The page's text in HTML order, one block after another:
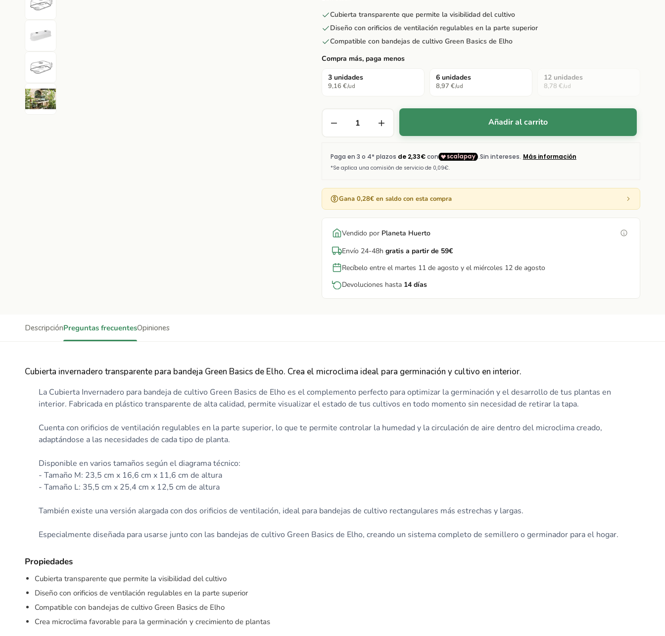
Cubierta transparente que permite la visibilidad del cultivo
Diseño con orificios de ventilación regulables en la parte superior
Compatible con bandejas de cultivo Green Basics de Elho
Compra más, paga menos
3 unidades
9,16 €/ud
6 unidades
8,97 €/ud
12 unidades
8,78 €/ud
Añadir al carrito
Gana 0,28€ en saldo con esta compra
Vendido por Planeta Huerto
Envío 24-48h gratis a partir de 59€
Recíbelo entre el martes 11 de agosto y el miércoles 12 de agosto
Devoluciones hasta 14 días
DescripciónPreguntas frecuentesOpiniones
Cubierta invernadero transparente para bandeja Green Basics de Elho. Crea el microclima ideal para germinación y cultivo en interior.
La Cubierta Invernadero para bandeja de cultivo Green Basics de Elho es el complemento perfecto para optimizar la germinación y el desarrollo de tus plantas en
interior. Fabricada en plástico transparente de alta calidad, permite visualizar el estado de tus cultivos en todo momento sin necesidad de retirar la tapa.
Cuenta con orificios de ventilación regulables en la parte superior, lo que te permite controlar la humedad y la circulación de aire dentro del microclima creado,
adaptándose a las necesidades de cada tipo de planta.
Disponible en varios tamaños según el diagrama técnico:
- Tamaño M: 23,5 cm x 16,6 cm x 11,6 cm de altura
- Tamaño L: 35,5 cm x 25,4 cm x 12,5 cm de altura
También existe una versión alargada con dos orificios de ventilación, ideal para bandejas de cultivo rectangulares más estrechas y largas.
Especialmente diseñada para usarse junto con las bandejas de cultivo Green Basics de Elho, creando un sistema completo de semillero o germinador para el hogar.
Propiedades
Cubierta transparente que permite la visibilidad del cultivo
Diseño con orificios de ventilación regulables en la parte superior
Compatible con bandejas de cultivo Green Basics de Elho
Crea microclima favorable para la germinación y crecimiento de plantas